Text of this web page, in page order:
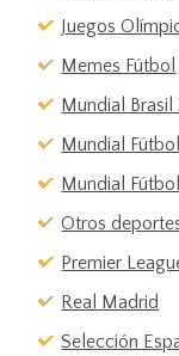
Juegos
Memes Fútbol
Mundial Brasil
Mundial
Mundial
Otros
Premier
Real Madrid
Selección